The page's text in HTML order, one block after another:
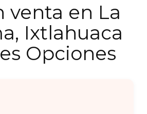
venta en La
Ixtlahuaca
Opciones